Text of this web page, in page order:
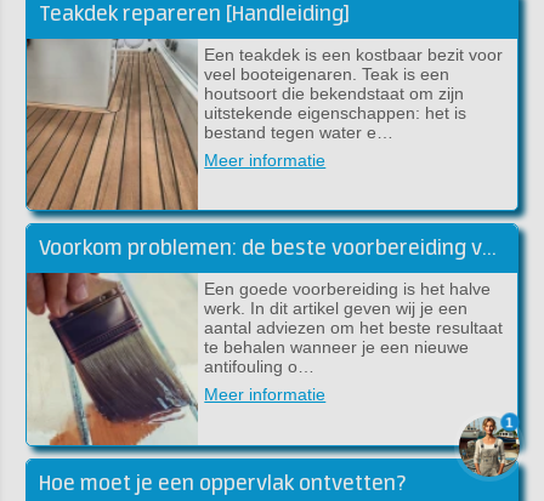
Teakdek repareren [Handleiding]
Een teakdek is een kostbaar bezit voor
veel booteigenaren. Teak is een
houtsoort die bekendstaat om zijn
uitstekende eigenschappen: het is
bestand tegen water e…
Meer informatie
Voorkom problemen: de beste voorbereiding voor lakwerk
Een goede voorbereiding is het halve
werk. In dit artikel geven wij je een
aantal adviezen om het beste resultaat
te behalen wanneer je een nieuwe
antifouling o…
Meer informatie
Hoe moet je een oppervlak ontvetten?
1